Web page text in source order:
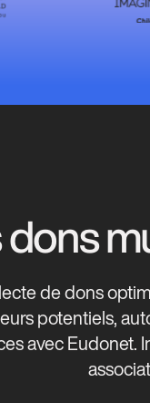
dons
de dons
potentiels,
avec Eudonet.